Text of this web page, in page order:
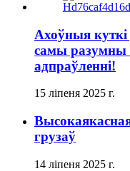
Ахоўныя
самы разумны
адпраўленні!
15 ліпеня 2025 г.
грузаў
14 ліпеня 2025 г.